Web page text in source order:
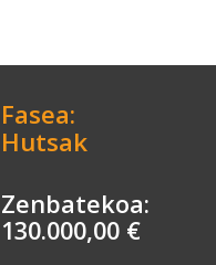
Fasea:
Hutsak
Zenbatekoa:
130.000,00 €